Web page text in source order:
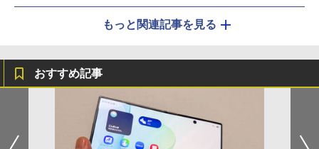
もっと関連記事を見る
おすすめ記事